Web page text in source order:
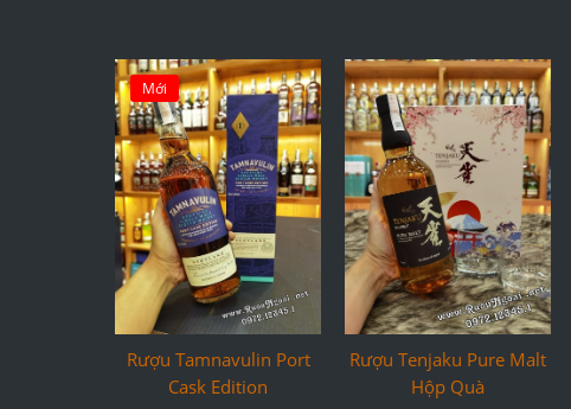
Mới
Rượu Tamnavulin Port
Cask Edition
Rượu Tenjaku Pure Malt
Hộp Quà